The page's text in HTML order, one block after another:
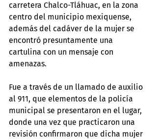
carretera Chalco-Tláhuac, en la zona
centro del municipio mexiquense,
además del cadáver de la mujer se
encontró presuntamente una
cartulina con un mensaje con
amenazas.
Fue a través de un llamado de auxilio
al 911, que elementos de la policía
municipal se presentaron en el lugar,
donde una vez que practicaron una
revisión confirmaron que dicha mujer